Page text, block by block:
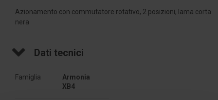
Azionamento con commutatore rotativo, 2 posizioni, lama corta
nera
Dati tecnici
Famiglia
Armonia
XB4